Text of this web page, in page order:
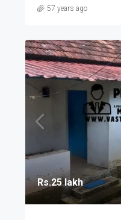
57 years ago
Rs.25 lakh